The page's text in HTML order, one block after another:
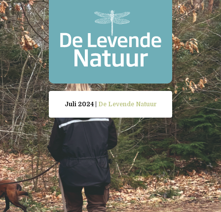
Juli 2024 | De Levende Natuur